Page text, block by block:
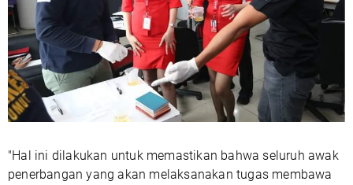
"Hal ini dilakukan untuk memastikan bahwa seluruh awak
penerbangan yang akan melaksanakan tugas membawa